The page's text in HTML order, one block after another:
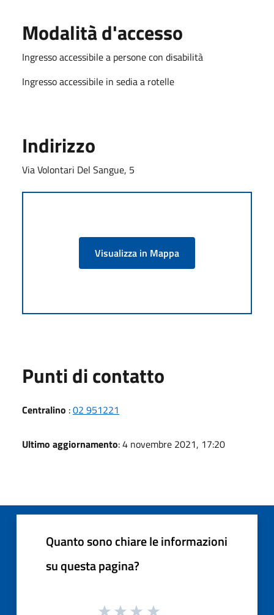
Modalità d'accesso
Ingresso accessibile a persone con disabilità
Ingresso accessibile in sedia a rotelle
Indirizzo
Via Volontari Del Sangue, 5
Visualizza in Mappa
Punti di contatto
Centralino :02 951221
Ultimo aggiornamento: 4 novembre 2021, 17:20
Quanto sono chiare le informazioni
su questa pagina?